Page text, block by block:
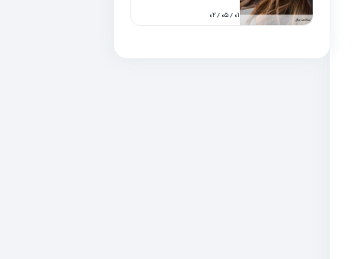
۰۱ / ۰۵ / ۰۲